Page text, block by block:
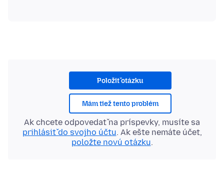
Položiť otázku
Mám tiež tento problém
Ak chcete odpovedať na príspevky, musíte sa
prihlásiť do svojho účtu. Ak ešte nemáte účet,
položte novú otázku.